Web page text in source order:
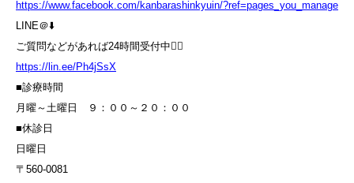
https://www.facebook.com/kanbarashinkyuin/?ref=pages_you_manage
LINE＠⬇️
ご質問などがあれば24時間受付中💁‍♀️
https://lin.ee/Ph4jSsX
■診療時間
月曜～土曜日 ９：００～２０：００
■休診日
日曜日
〒560-0081